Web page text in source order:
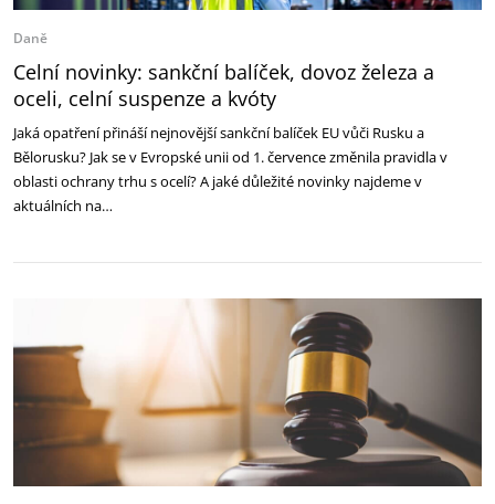
Daně
Celní novinky: sankční balíček, dovoz železa a
oceli, celní suspenze a kvóty
Jaká opatření přináší nejnovější sankční balíček EU vůči Rusku a
Bělorusku? Jak se v Evropské unii od 1. července změnila pravidla v
oblasti ochrany trhu s ocelí? A jaké důležité novinky najdeme v
aktuálních na…